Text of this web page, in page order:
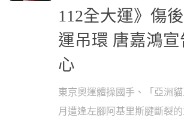
112全大運》傷
運吊環 唐嘉鴻
心
東京奧運體操國手、「亞洲
月遭逢左腳阿基里斯腱斷裂